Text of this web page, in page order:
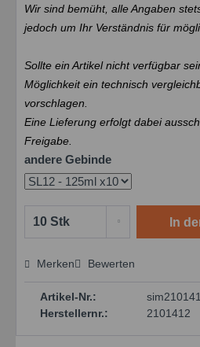
Wir sind bemüht, alle Angaben
jedoch um Ihr Verständnis für
Sollte ein Artikel nicht verfügbar
Möglichkeit ein technisch
vorschlagen.
Eine Lieferung erfolgt dabei
Freigabe.
andere Gebinde
In
Preis anfragen
Merken Bewerten
Artikel-Nr.:
Herstellernr.:
2101412